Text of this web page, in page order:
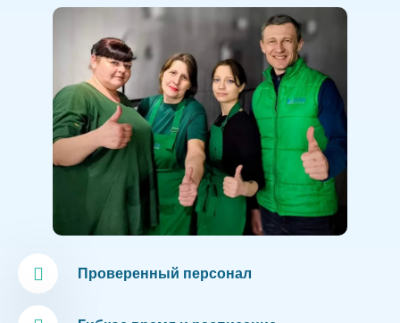
Проверенный персонал